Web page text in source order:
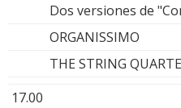
Dos versiones de
ORGANISSIMO
THE STRING
17.00